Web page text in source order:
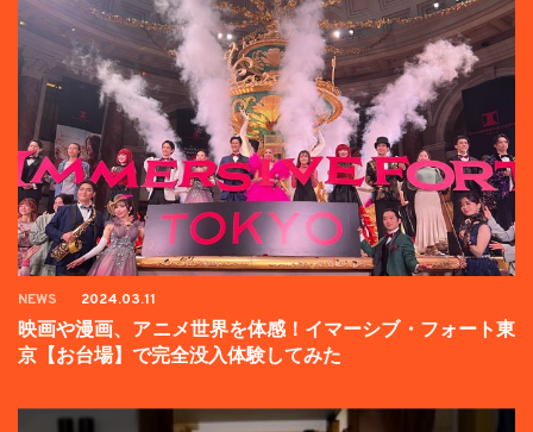
NEWS 2024.03.11
映画や漫画、アニメ世界を体感！イマーシブ・フォート東
京【お台場】で完全没入体験してみた